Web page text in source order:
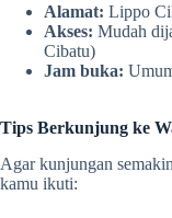
Alamat: Lippo
Akses: Mudah
Cibatu)
Jam buka:
Tips Berkunjung ke
Agar kunjungan
kamu ikuti: